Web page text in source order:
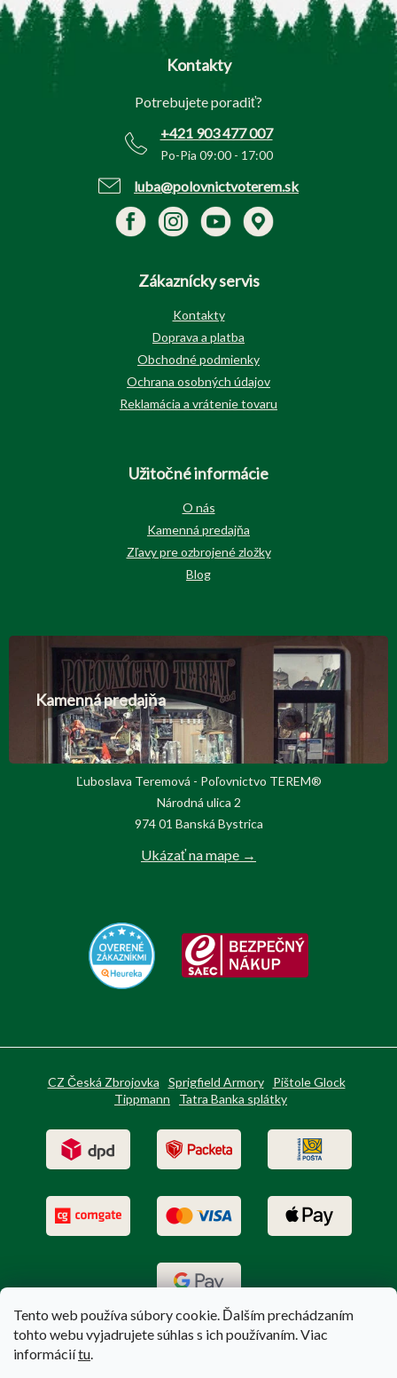
Tento web používa súbory cookie. Ďalším prechádzaním
tohto webu vyjadrujete súhlas s ich používaním. Viac
informáciítu.
Z
Kontakty
Potrebujete poradiť?
+421 903 477 007
Po-Pia 09:00 - 17:00
luba@polovnictvoterem.sk
Zákaznícky servis
Kontakty
Doprava a platba
Obchodné podmienky
Ochrana osobných údajov
Reklamácia a vrátenie tovaru
Užitočné informácie
O nás
Kamenná predajňa
Zľavy pre ozbrojené zložky
Blog
Kamenná predajňa
Ľuboslava Teremová - Poľovnictvo TEREM®
Národná ulica 2
974 01 Banská Bystrica
Ukázať na mape →
CZ Česká Zbrojovka Sprigfield Armory
Pištole Glock
Tippmann
Tatra Banka splátky